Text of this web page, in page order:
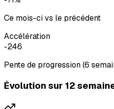
Ce mois-ci vs le précédent
Accélération
-246
Pente de progression (6
Évolution sur 12